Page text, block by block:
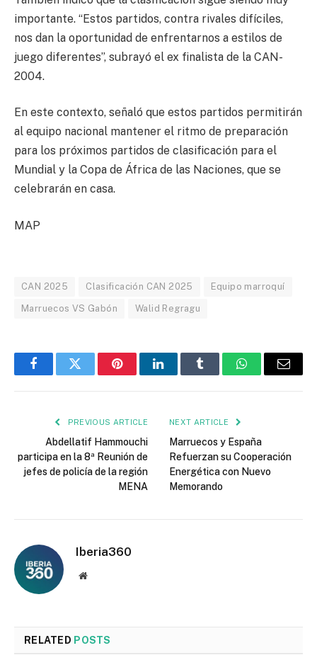
importante. “Estos partidos, contra rivales difíciles,
nos dan la oportunidad de enfrentarnos a estilos de
juego diferentes”, subrayó el ex finalista de la CAN-
2004.
En este contexto, señaló que estos partidos permitirán
al equipo nacional mantener el ritmo de preparación
para los próximos partidos de clasificación para el
Mundial y la Copa de África de las Naciones, que se
celebrarán en casa.
MAP
CAN 2025 Clasificación CAN 2025 Equipo marroquí
Marruecos VS Gabón Walid Regragu
FacebookTwitter PinterestLinkedInTumblr WhatsAppEmail
PREVIOUS ARTICLE
Abdellatif Hammouchi
participa en la 8ª Reunión de
jefes de policía de la región
MENA
NEXT ARTICLE
Marruecos y España
Refuerzan su Cooperación
Energética con Nuevo
Memorando
Iberia360
Website
RELATED POSTS